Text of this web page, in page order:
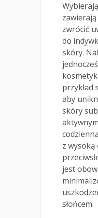
zwrócić
do
skóry.
przykład
aby
skóry
z
jest
słońcem.